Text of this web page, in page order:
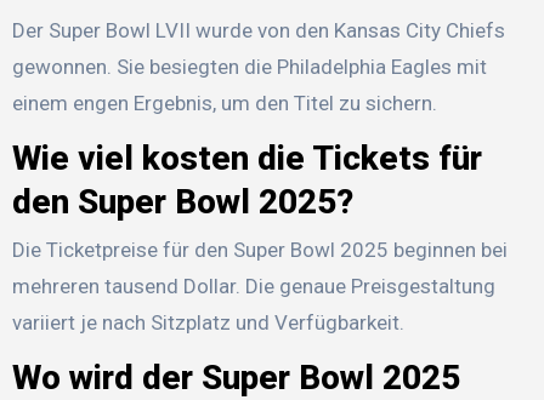
Der Super Bowl LVII wurde von den Kansas City Chiefs
gewonnen. Sie besiegten die Philadelphia Eagles mit
einem engen Ergebnis, um den Titel zu sichern.
Wie viel kosten die Tickets für
den Super Bowl 2025?
Die Ticketpreise für den Super Bowl 2025 beginnen bei
mehreren tausend Dollar. Die genaue Preisgestaltung
variiert je nach Sitzplatz und Verfügbarkeit.
Wo wird der Super Bowl 2025